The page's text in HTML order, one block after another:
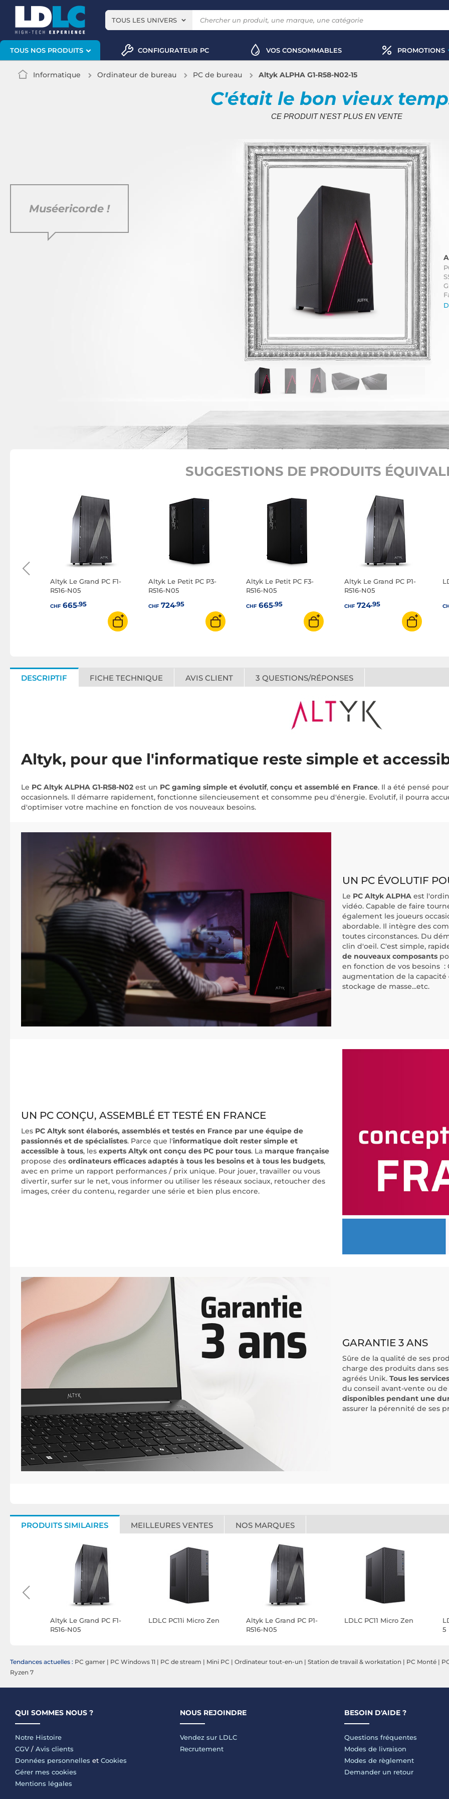
TOUS LES UNIVERS
TOUS NOS PRODUITS CONFIGURATEUR PC VOS CONSOMMABLES PROMOTIONS
Informatique Ordinateur de bureau PC de bureau Altyk ALPHA G1-R58-N02-15
C'était le bon vieux
CE PRODUIT N'EST PLUS EN VENTE
Muséericorde !
SUGGESTIONS DE PRODUITS
Altyk Le Grand PC F1-
R516-N05
CHF665.95
Altyk Le Petit PC P3-
R516-N05
CHF724.95
Altyk Le Petit PC F3-
R516-N05
CHF665.95
Altyk Le Grand PC P1-
R516-N05
CHF724.95
DESCRIPTIF FICHE TECHNIQUE AVIS CLIENT 3 QUESTIONS/RÉPONSES
Altyk, pour que l'informatique reste simple et
Le PC Altyk ALPHA G1-R58-N02 est un PC gaming simple et évolutif, conçu et assemblé en France. Il a été pensé
occasionnels. Il démarre rapidement, fonctionne silencieusement et consomme peu d'énergie. Evolutif, il pourra
d'optimiser votre machine en fonction de vos nouveaux besoins.
UN PC ÉVOLUTIF
Le PC Altyk ALPHA est
vidéo. Capable de faire
également les joueurs
abordable. Il intègre des
toutes circonstances. Du
clin d'oeil. C'est simple,
de nouveaux composants
en fonction de vos besoins :
augmentation de la
stockage de masse...etc.
UN PC CONÇU, ASSEMBLÉ ET TESTÉ EN FRANCE
Les PC Altyk sont élaborés, assemblés et testés en France par une équipe de
passionnés et de spécialistes. Parce que l'informatique doit rester simple et
accessible à tous, les experts Altyk ont conçu des PC pour tous. La marque française
propose des ordinateurs efficaces adaptés à tous les besoins et à tous les budgets,
avec en prime un rapport performances / prix unique. Pour jouer, travailler ou vous
divertir, surfer sur le net, vous informer ou utiliser les réseaux sociaux, retoucher des
images, créer du contenu, regarder une série et bien plus encore.
GARANTIE 3 ANS
Sûre de la qualité de ses
charge des produits dans
agréés Unik. Tous les
du conseil avant-vente ou de
disponibles pendant une
assurer la pérennité de ses
PRODUITS SIMILAIRES MEILLEURES VENTES NOS MARQUES
Altyk Le Grand PC F1-
R516-N05
LDLC PC11i Micro Zen
Altyk Le Grand PC P1-
R516-N05
LDLC PC11 Micro Zen
5
Tendances actuelles : PC gamer | PC Windows 11 | PC de stream | Mini PC | Ordinateur tout-en-un | Station de travail & workstation | PC Monté |
Ryzen 7
QUI SOMMES NOUS ?
Notre Histoire
CGV / Avis clients
Données personnelles et Cookies
Gérer mes cookies
Mentions légales
NOUS REJOINDRE
Vendez sur LDLC
Recrutement
BESOIN D'AIDE ?
Questions fréquentes
Modes de livraison
Modes de règlement
Demander un retour